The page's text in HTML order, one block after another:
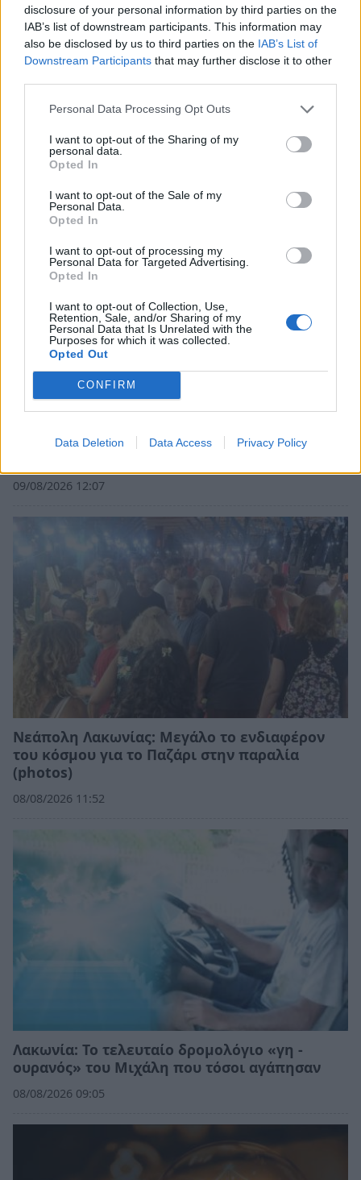
disclosure of your personal information by third parties on the
IAB’s list of downstream participants. This information may
also be disclosed by us to third parties on the IAB’s List of
Downstream Participants that may further disclose it to other
Personal Data Processing Opt Outs
I want to opt-out of the Sharing of my
personal data.
Opted In
I want to opt-out of the Sale of my
Personal Data.
Opted In
I want to opt-out of processing my
Personal Data for Targeted Advertising.
Opted In
I want to opt-out of Collection, Use,
Retention, Sale, and/or Sharing of my
Personal Data that Is Unrelated with the
Purposes for which it was collected.
Opted Out
CONFIRM
Data Deletion Data Access Privacy Policy
Σχετικά Άρθρα
Ελαφόνησος: Τραυματίστηκε 73χρονος Ιταλός
09/08/2026 12:07
Νεάπολη Λακωνίας: Μεγάλο το ενδιαφέρον
του κόσμου για το Παζάρι στην παραλία
(photos)
08/08/2026 11:52
Λακωνία: Το τελευταίο δρομολόγιο «γη -
ουρανός» του Μιχάλη που τόσοι αγάπησαν
08/08/2026 09:05